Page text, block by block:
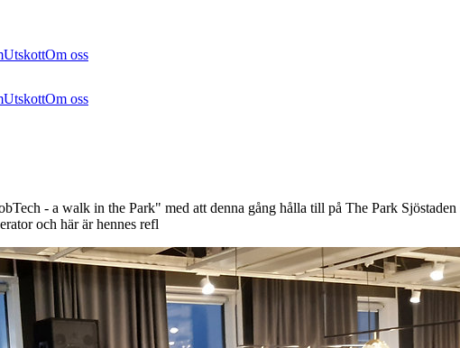
UtskottOm oss
UtskottOm oss
- a walk in the Park" med att denna gång hålla till på The Park
och här är hennes refl